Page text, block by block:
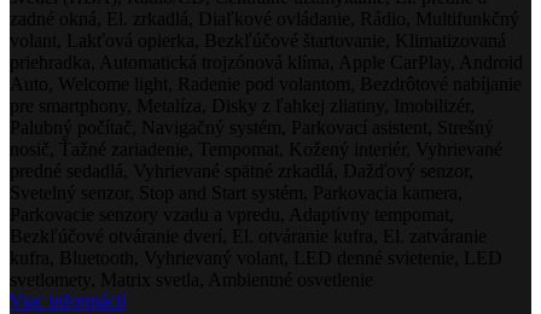
zadné okná, El. zrkadlá, Diaľkové ovládanie, Rádio, Multifunkčný
volant, Lakťová opierka, Bezkľúčové štartovanie, Klimatizovaná
priehradka, Automatická trojzónová klíma, Apple CarPlay, Android
Auto, Welcome light, Radenie pod volantom, Bezdrôtové nabíjanie
pre smartphony, Metalíza, Disky z ľahkej zliatiny, Imobilizér,
Palubný počítač, Navigačný systém, Parkovací asistent, Strešný
nosič, Ťažné zariadenie, Tempomat, Kožený interiér, Vyhrievané
predné sedadlá, Vyhrievané spätné zrkadlá, Dažďový senzor,
Svetelný senzor, Stop and Start systém, Parkovacia kamera,
Parkovacie senzory vzadu a vpredu, Adaptívny tempomat,
Bezkľúčové otváranie dverí, El. otváranie kufra, El. zatváranie
kufra, Bluetooth, Vyhrievaný volant, LED denné svietenie, LED
svetlomety, Matrix svetla, Ambientné osvetlenie
Viac informácií